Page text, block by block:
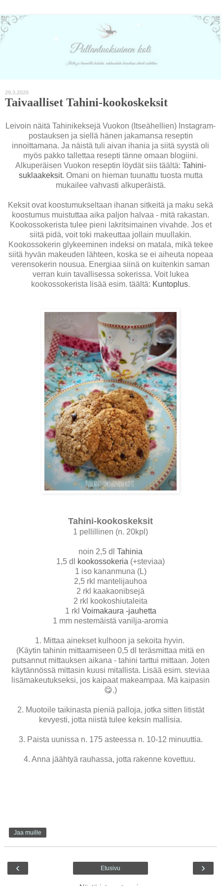
29.3.2020
Taivaalliset Tahini-kookoskeksit
Leivoin näitä Tahinikeksejä Vuokon (Itseähellien) Instagram-
postauksen ja siellä hänen jakamansa reseptin
innoittamana. Ja näistä tuli aivan ihania ja siitä syystä oli
myös pakko tallettaa resepti tänne omaan blogiini.
Alkuperäisen Vuokon reseptin löydät siis täältä: Tahini-
suklaakeksit. Omani on hieman tuunattu tuosta mutta
mukailee vahvasti alkuperäistä.
Keksit ovat koostumukseltaan ihanan sitkeitä ja maku sekä
koostumus muistuttaa aika paljon halvaa - mitä rakastan.
Kookossokerista tulee pieni lakritsimainen vivahde. Jos et
siitä pidä, voit toki makeuttaa jollain muullakin.
Kookossokerin glykeeminen indeksi on matala, mikä tekee
siitä hyvän makeuden lähteen, koska se ei aiheuta nopeaa
verensokerin nousua. Energiaa siinä on kuitenkin saman
verran kuin tavallisessa sokerissa. Voit lukea
kookossokerista lisää esim. täältä: Kuntoplus.
Tahini-kookoskeksit
1 pellillinen (n. 20kpl)
noin 2,5 dl Tahinia
1,5 dl
kookossokeria (+steviaa)
1 iso kananmuna (L)
2,5 rkl mantelijauhoa
2 rkl kaakaonibsejä
2 rkl kookoshiutaleita
1 rkl Voimakaura -jauhetta
1 mm nestemäistä vanilja-aromia
1. Mittaa ainekset kulhoon ja sekoita hyvin.
(Käytin tahinin mittaamiseen 0,5 dl teräsmittaa mitä en
putsannut mittauksen aikana - tahini tarttui mittaan. Joten
käytännössä mittasin kuusi mitallista. Lisää esim. steviaa
lisämakeutukseksi, jos kaipaat makeampaa. Mä kaipasin
😋.)
2. Muotoile taikinasta pieniä palloja, jotka sitten litistät
kevyesti, jotta niistä tulee keksin mallisia.
3. Paista uunissa n. 175 asteessa n. 10-12 minuuttia.
4. Anna jäähtyä rauhassa, jotta rakenne kovettuu.
Jaa muille
‹ ›
Etusivu